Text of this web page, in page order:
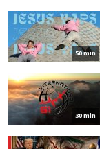
50 min
30 min